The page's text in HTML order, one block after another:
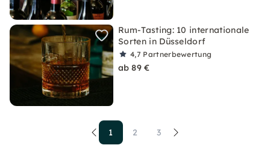
Rum-Tasting: 10 internationale
Sorten in Düsseldorf
4,7 Partnerbewertung
ab 89 €
1 2 3